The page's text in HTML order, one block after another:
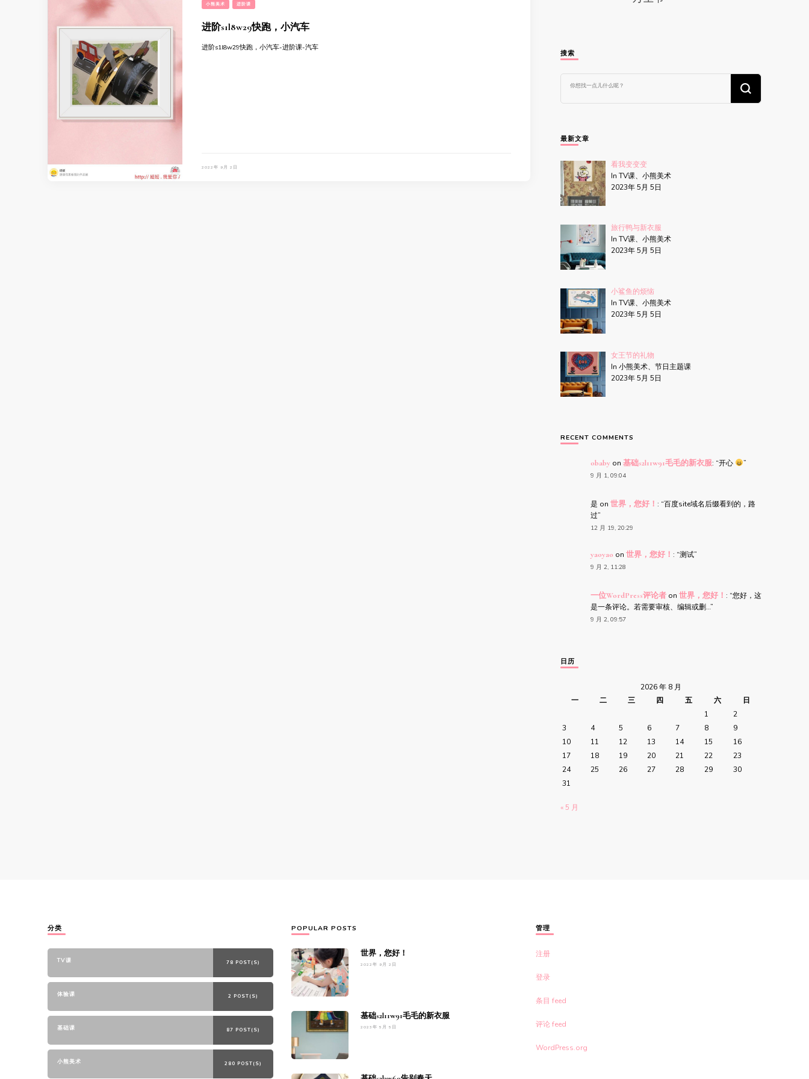
小熊美术 进阶课
进阶s1l8w29快跑，小汽车
进阶s1l8w29快跑，小汽车-进阶课-汽车
2022年 9月 2日
搜索
么
吗?
最新文章
看我变变变
In TV课、小熊美术
2023年 5月 5日
旅行鸭与新衣服
In TV课、小熊美术
2023年 5月 5日
小鲨鱼的烦恼
In TV课、小熊美术
2023年 5月 5日
女王节的礼物
In 小熊美术、节日主题课
2023年 5月 5日
RECENT COMMENTS
obabyon 基础s2l11w91毛毛的新衣服: “开心 ”
9 月 1, 09:04
是 on 世界，您好！ : “百度site域名后缀看到的，路
过”
12 月 19, 20:29
yaoyao on 世界，您好！ : “测试”
9 月 2, 11:28
一位WordPress评论者on 世界，您好！ : “您好，这
是一条评论。若需要审核、编辑或删…”
9 月 2, 09:57
日历
2026 年 8 月
一
二 三 四 五 六
日
1
2
3
4 5 6 7 8
9
10
11 12 13 14 15
16
17
18 19 20 21 22
23
24
25 26 27 28 29
30
31
« 5 月
分类
TV课 78 POST(S)
体验课 2 POST(S)
基础课 87 POST(S)
小熊美术 280 POST(S)
POPULAR POSTS
世界，您好！
2022年 9月 2日
基础s2l11w91毛毛的新衣服
2023年 5月 5日
管理
注册
登录
条目 feed
评论 feed
WordPress.org